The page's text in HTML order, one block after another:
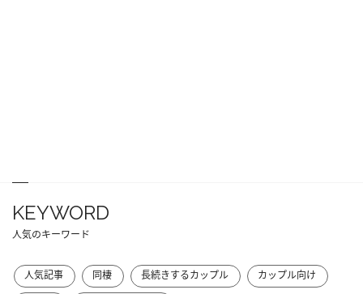
KEYWORD
人気のキーワード
人気記事 同棲 長続きするカップル
カップル向け